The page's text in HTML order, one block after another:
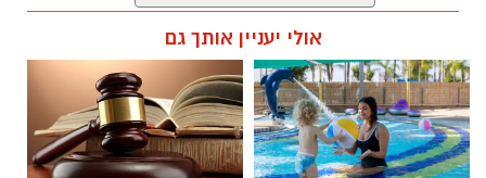
אולי יעניין אותך גם